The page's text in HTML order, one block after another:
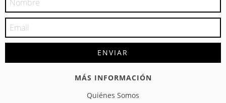
MÁS INFORMACIÓN
Quiénes Somos